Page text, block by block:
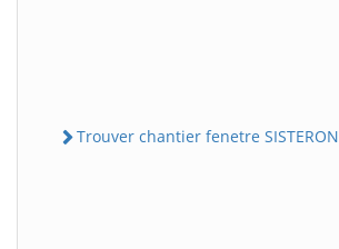
Trouver chantier fenetre SISTERON